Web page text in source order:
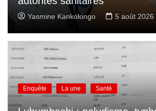
Yasmine Kankolongo 5 août 2026
Enquête La une Santé